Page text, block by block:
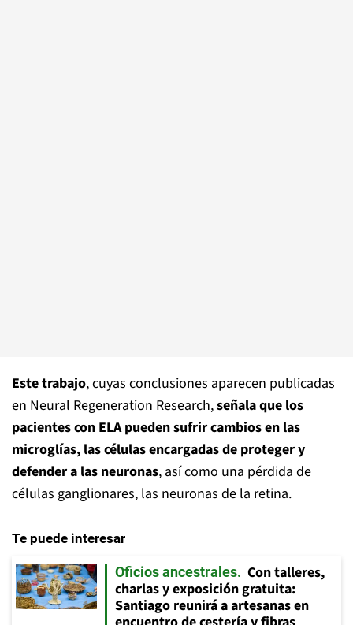
Este trabajo, cuyas conclusiones aparecen publicadas
en Neural Regeneration Research,señala que los
pacientes con ELA pueden sufrir cambios en las
microglías, las células encargadas de proteger y
defender a las neuronas, así como una pérdida de
células ganglionares, las neuronas de la retina.
Te puede interesar
Oficios ancestrales
Con talleres,
charlas y exposición gratuita:
Santiago reunirá a artesanas en